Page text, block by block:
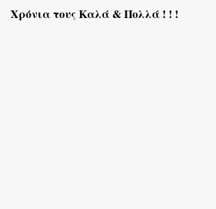
Χρόνια τους Καλά & Πολλά ! ! !